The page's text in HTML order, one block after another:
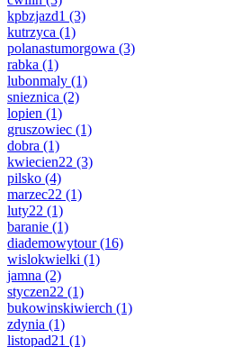
kpbzjazd1 (3)
kutrzyca (1)
polanastumorgowa (3)
rabka (1)
lubonmaly (1)
snieznica (2)
lopien (1)
gruszowiec (1)
dobra (1)
kwiecien22 (3)
pilsko (4)
marzec22 (1)
luty22 (1)
baranie (1)
diademowytour(16)
wislokwielki (1)
jamna (2)
styczen22 (1)
bukowinskiwierch (1)
zdynia (1)
listopad21 (1)